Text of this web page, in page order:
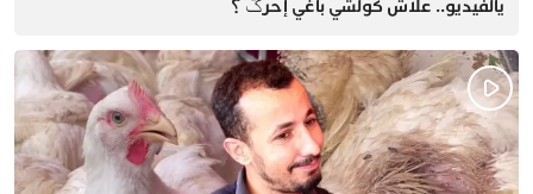
يالفيديو.. علاش كولشي باغي إحرݣ ؟